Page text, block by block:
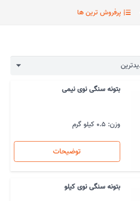
پرفروش ترین ها
بتونه سنگی نوی نیمی
وزن: 0.5 کیلو گرم
توضیحات
بتونه سنگی نوی کیلو